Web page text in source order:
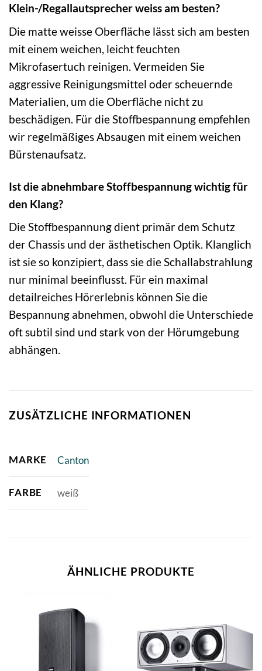
Klein-/Regallautsprecher weiss am besten?
Die matte weisse Oberfläche lässt sich am besten
mit einem weichen, leicht feuchten
Mikrofasertuch reinigen. Vermeiden Sie
aggressive Reinigungsmittel oder scheuernde
Materialien, um die Oberfläche nicht zu
beschädigen. Für die Stoffbespannung empfehlen
wir regelmäßiges Absaugen mit einem weichen
Bürstenaufsatz.
Ist die abnehmbare Stoffbespannung wichtig für
den Klang?
Die Stoffbespannung dient primär dem Schutz
der Chassis und der ästhetischen Optik. Klanglich
ist sie so konzipiert, dass sie die Schallabstrahlung
nur minimal beeinflusst. Für ein maximal
detailreiches Hörerlebnis können Sie die
Bespannung abnehmen, obwohl die Unterschiede
oft subtil sind und stark von der Hörumgebung
abhängen.
ZUSÄTZLICHE INFORMATIONEN
MARKE Canton
FARBE weiß
ÄHNLICHE PRODUKTE